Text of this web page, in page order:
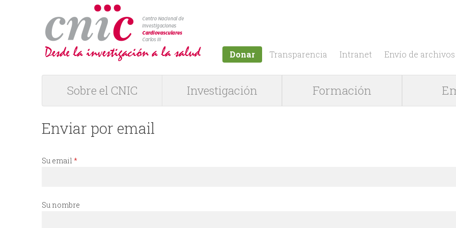
Donar Transparencia Intranet Envío de archivos
e
Sobre el CNIC Investigación Formación
Enviar por email
Su email *
Su nombre